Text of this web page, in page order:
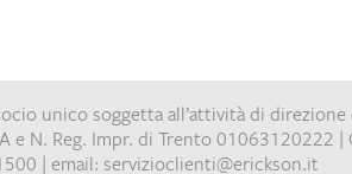
unico soggetta all’attività di
e N. Reg. Impr. di Trento 01063120222 |
| email: servizioclienti@erickson.it